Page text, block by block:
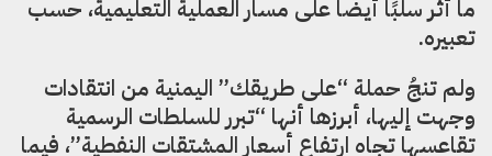
ما أثر سلبًا أيضًا على مسار العملية التعليمية، حسب
تعبيره.
ولم تنجُ حملة “على طريقك” اليمنية من انتقادات
وجهت إليها، أبرزها أنها “تبرر للسلطات الرسمية
تقاعسها تجاه ارتفاع أسعار المشتقات النفطية”، فيما